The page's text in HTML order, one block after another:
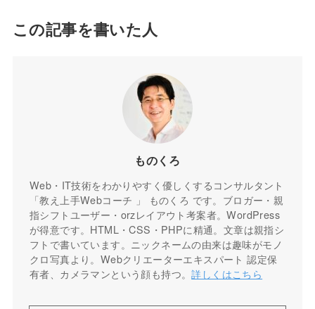
この記事を書いた人
ものくろ
Web・IT技術をわかりやすく優しくするコンサルタント
「教え上手Webコーチ 」 ものくろ です。ブロガー・親
指シフトユーザー・orzレイアウト考案者。WordPress
が得意です。HTML・CSS・PHPに精通。文章は親指シ
フトで書いています。ニックネームの由来は趣味がモノ
クロ写真より。Webクリエーターエキスパート 認定保
有者、カメラマンという顔も持つ。詳しくはこちら